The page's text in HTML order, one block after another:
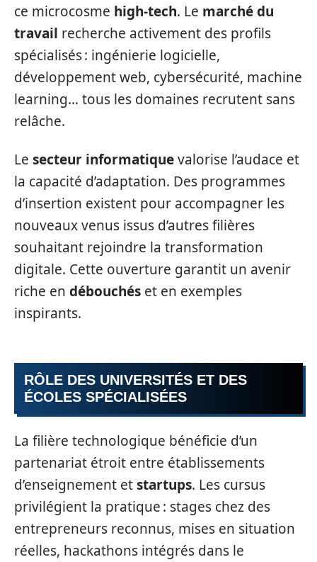
ce microcosme high-tech. Le marché du
travail recherche activement des profils
spécialisés : ingénierie logicielle,
développement web, cybersécurité, machine
learning… tous les domaines recrutent sans
relâche.
Le secteur informatiquevalorise l’audace et
la capacité d’adaptation. Des programmes
d’insertion existent pour accompagner les
nouveaux venus issus d’autres filières
souhaitant rejoindre la transformation
digitale. Cette ouverture garantit un avenir
riche en débouchés et en exemples
inspirants.
RÔLE DES UNIVERSITÉS ET DES
ÉCOLES SPÉCIALISÉES
La filière technologique bénéficie d’un
partenariat étroit entre établissements
d’enseignement etstartups. Les cursus
privilégient la pratique : stages chez des
entrepreneurs reconnus, mises en situation
réelles, hackathons intégrés dans le